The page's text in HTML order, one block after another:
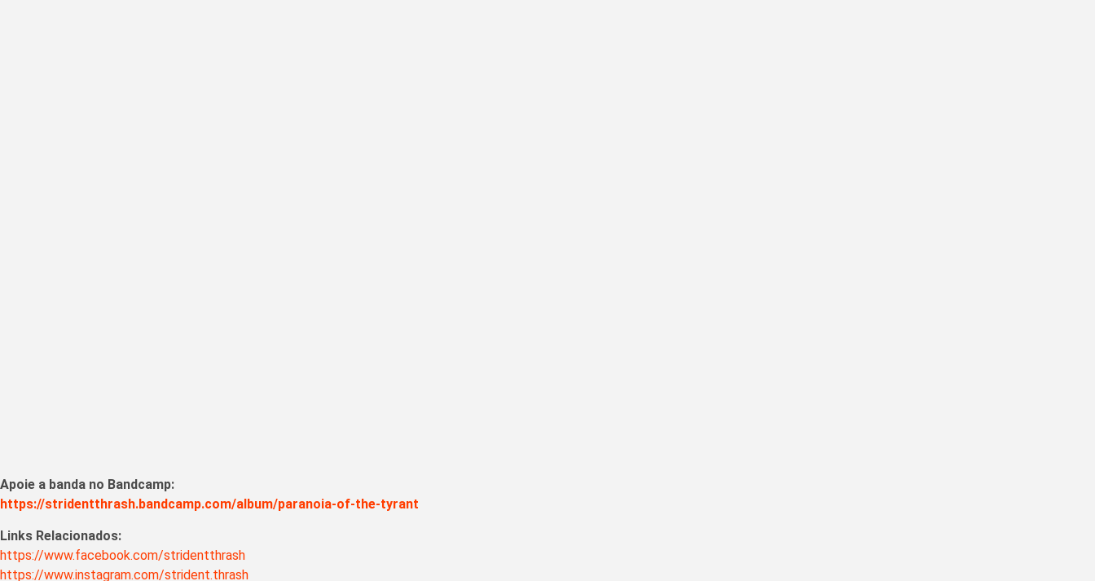
Apoie a banda no Bandcamp:
https://stridentthrash.bandcamp.com/album/paranoia-of-the-tyrant
Links Relacionados:
https://www.facebook.com/stridentthrash
https://www.instagram.com/strident.thrash